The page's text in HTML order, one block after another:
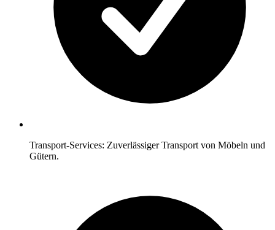
Transport-Services: Zuverlässiger Transport von Möbeln und
Gütern.